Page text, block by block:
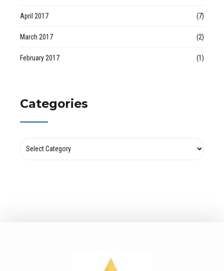
April 2017 (7)
March 2017 (2)
February 2017 (1)
Categories